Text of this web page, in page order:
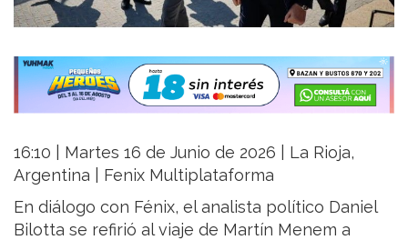
16:10 | Martes 16 de Junio de 2026 | La Rioja,
Argentina | Fenix Multiplataforma
En diálogo con Fénix, el analista político Daniel
Bilotta se refirió al viaje de Martín Menem a